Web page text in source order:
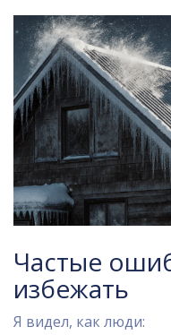
Частые
избежать
Я видел, как люди: